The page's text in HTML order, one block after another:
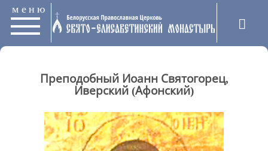
меню
Преподобный Иоанн Святогорец,
Иверский (Афонский)